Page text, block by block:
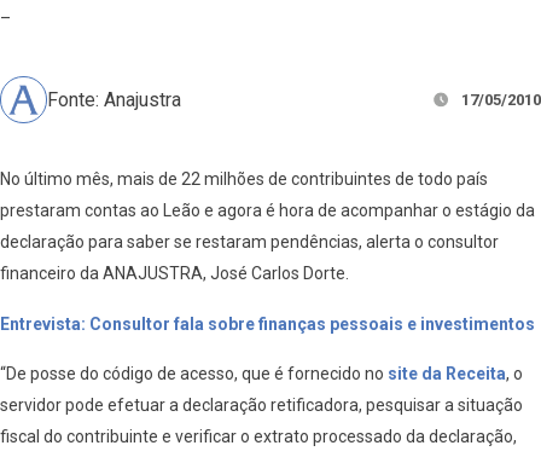
–
Fonte: Anajustra 17/05/2010
No último mês, mais de 22 milhões de contribuintes de todo país
prestaram contas ao Leão e agora é hora de acompanhar o estágio da
declaração para saber se restaram pendências, alerta o consultor
financeiro da ANAJUSTRA, José Carlos Dorte.
Entrevista: Consultor fala sobre finanças pessoais e investimentos
“De posse do código de acesso, que é fornecido no site da Receita, o
servidor pode efetuar a declaração retificadora, pesquisar a situação
fiscal do contribuinte e verificar o extrato processado da declaração,